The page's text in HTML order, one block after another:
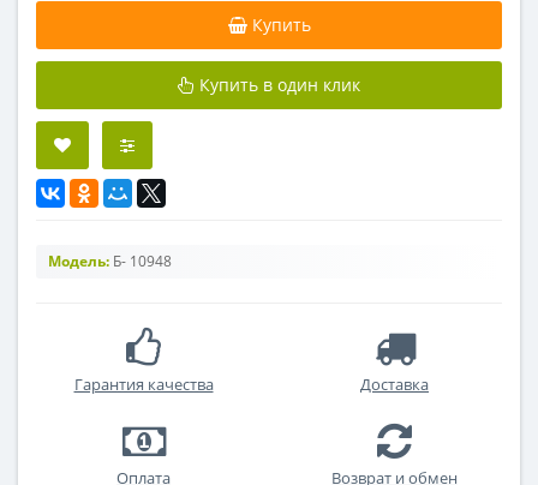
Купить
Купить в один клик
Модель: Б- 10948
Гарантия качества Доставка
Оплата Возврат и обмен